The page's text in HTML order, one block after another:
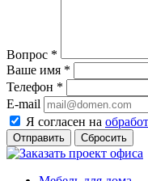
Вопрос *
Ваше имя *
Телефон *
E-mail
Я согласен на
Сбросить